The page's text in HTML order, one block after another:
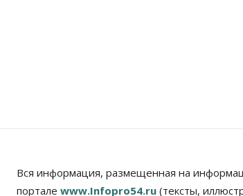
Вся информация, размещенная на
портале www.Infopro54.ru (тексты,